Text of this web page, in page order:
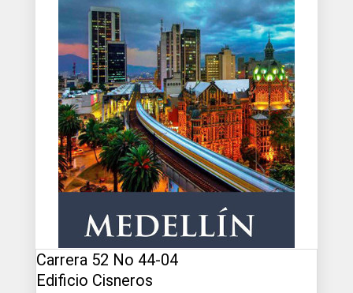
Carrera 52 No 44-04
Edificio Cisneros